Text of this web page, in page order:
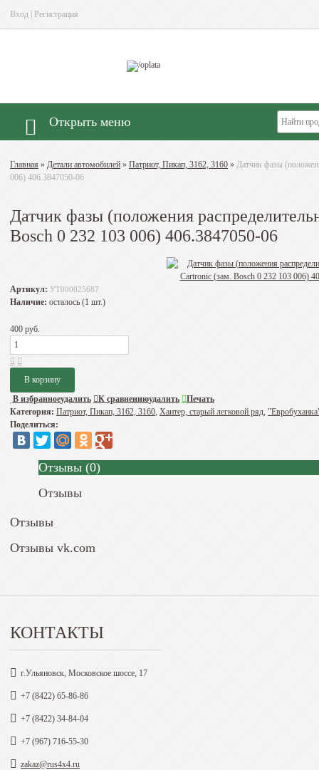
Вход Регистрация
Открыть меню
Главная » Детали автомобилей » Патриот, Пикап, 3162, 3160 » Датчик фазы
006) 406.3847050-06
Датчик фазы (положения
Bosch 0 232 103 006) 406.3847050-06
Артикул: УТ000025687
Наличие: осталось (1 шт.)
400 руб.
В избранноеудалить К сравнениюудалить
Печать
Категория: Патриот, Пикап, 3162, 3160, Хантер, старый легковой ряд,
Поделиться:
Отзывы (0)
Отзывы
Отзывы
Отзывы vk.com
КОНТАКТЫ
г.Ульяновск, Московское шоссе, 17
+7 (8422) 65-86-86
+7 (8422) 34-84-04
+7 (967) 716-55-30
zakaz@rus4x4.ru